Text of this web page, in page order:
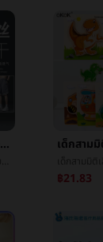
การเคลื่อนไหวกางเกงผู้ชายLeisureฤดูร้อนย่อหน้าผ้าไหมน้ำแข็งหลวมเกาหลีฉบับที่ตีพิมพ์เทรนด์หลวมตรงç­กางเกงห้านาทีกางเกงå­ชาย
฿21.83